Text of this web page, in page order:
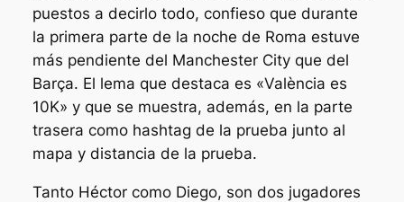
puestos a decirlo todo, confieso que durante
la primera parte de la noche de Roma estuve
más pendiente del Manchester City que del
Barça. El lema que destaca es «València es
10K» y que se muestra, además, en la parte
trasera como hashtag de la prueba junto al
mapa y distancia de la prueba.
Tanto Héctor como Diego, son dos jugadores